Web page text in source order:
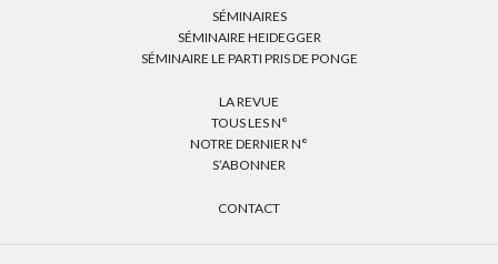
SÉMINAIRES
SÉMINAIRE HEIDEGGER
SÉMINAIRE LE PARTI PRIS DE PONGE
LA REVUE
TOUS LES N°
NOTRE DERNIER N°
S’ABONNER
CONTACT